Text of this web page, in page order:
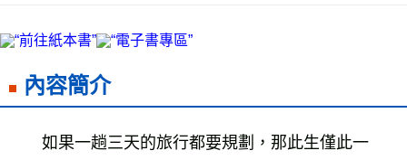
離島宅配
雜誌海外運費 查看運費
內容簡介
如果一趟三天的旅行都要規劃，那此生僅此一